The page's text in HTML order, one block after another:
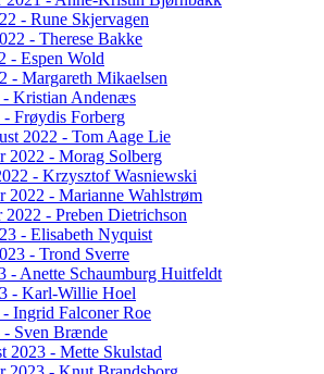
- Rune Skjervagen
- Therese Bakke
- Espen Wold
- Margareth Mikaelsen
Kristian Andenæs
- Frøydis Forberg
2022 - Tom Aage Lie
2022 - Morag Solberg
- Krzysztof Wasniewski
2022 - Marianne Wahlstrøm
2022 - Preben Dietrichson
- Elisabeth Nyquist
- Trond Sverre
- Anette Schaumburg Huitfeldt
- Karl-Willie Hoel
Ingrid Falconer Roe
- Sven Brænde
2023 - Mette Skulstad